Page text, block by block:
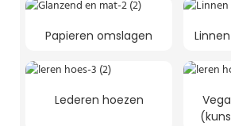
Papieren omslagen
Lederen hoezen